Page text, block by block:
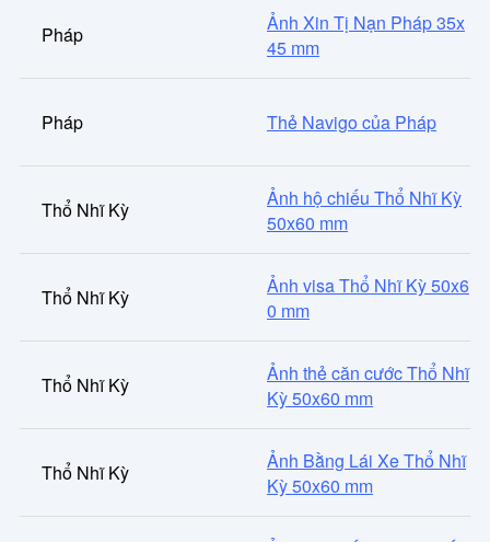
Pháp
Ảnh Xin Tị Nạn Pháp 35x
45 mm
Pháp Thẻ Navigo của Pháp
Thổ Nhĩ Kỳ
Ảnh hộ chiếu Thổ Nhĩ Kỳ
50x60 mm
Thổ Nhĩ Kỳ
Ảnh visa Thổ Nhĩ Kỳ 50x6
0 mm
Thổ Nhĩ Kỳ
Ảnh thẻ căn cước Thổ Nhĩ
Kỳ 50x60 mm
Thổ Nhĩ Kỳ
Ảnh Bằng Lái Xe Thổ Nhĩ
Kỳ 50x60 mm